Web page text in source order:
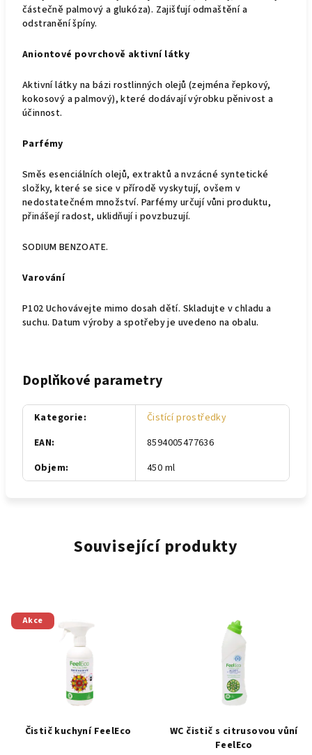
částečně palmový a glukóza). Zajišťují odmaštění a
odstranění špíny.
Aniontové povrchově aktivní látky
Aktivní látky na bázi rostlinných olejů (zejména řepkový,
kokosový a palmový), které dodávají výrobku pěnivost a
účinnost.
Parfémy
Směs esenciálních olejů, extraktů a nvzácné syntetické
složky, které se sice v přírodě vyskytují, ovšem v
nedostatečném množství. Parfémy určují vůni produktu,
přinášejí radost, uklidňují i povzbuzují.
SODIUM BENZOATE.
Varování
P102 Uchovávejte mimo dosah dětí. Skladujte v chladu a
suchu. Datum výroby a spotřeby je uvedeno na obalu.
Doplňkové parametry
Kategorie:
Čistící prostředky
EAN:
8594005477636
Objem: 450 ml
Související produkty
Akce
Čistič kuchyní FeelEco
WC čistič s citrusovou vůní
FeelEco